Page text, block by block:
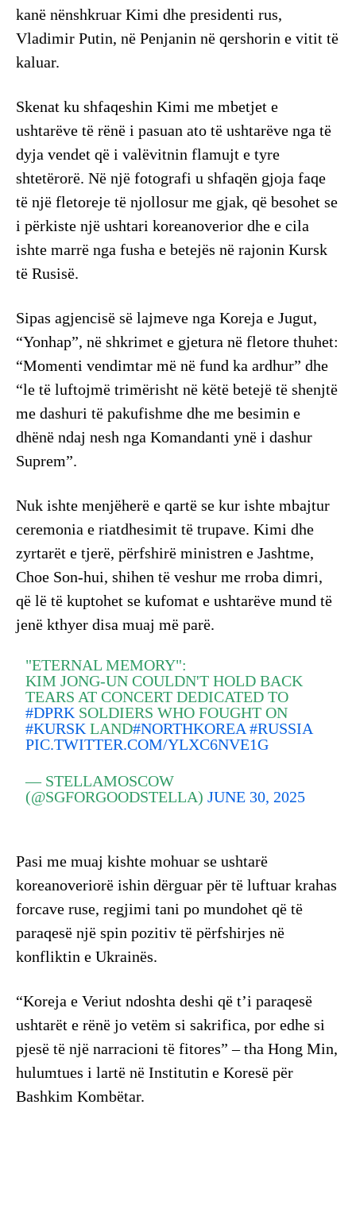
kanë nënshkruar Kimi dhe presidenti rus,
Vladimir Putin, në Penjanin në qershorin e vitit të
kaluar.
Skenat ku shfaqeshin Kimi me mbetjet e
ushtarëve të rënë i pasuan ato të ushtarëve nga të
dyja vendet që i valëvitnin flamujt e tyre
shtetërorë. Në një fotografi u shfaqën gjoja faqe
të një fletoreje të njollosur me gjak, që besohet se
i përkiste një ushtari koreanoverior dhe e cila
ishte marrë nga fusha e betejës në rajonin Kursk
të Rusisë.
Sipas agjencisë së lajmeve nga Koreja e Jugut,
“Yonhap”, në shkrimet e gjetura në fletore thuhet:
“Momenti vendimtar më në fund ka ardhur” dhe
“le të luftojmë trimërisht në këtë betejë të shenjtë
me dashuri të pakufishme dhe me besimin e
dhënë ndaj nesh nga Komandanti ynë i dashur
Suprem”.
Nuk ishte menjëherë e qartë se kur ishte mbajtur
ceremonia e riatdhesimit të trupave. Kimi dhe
zyrtarët e tjerë, përfshirë ministren e Jashtme,
Choe Son-hui, shihen të veshur me rroba dimri,
që lë të kuptohet se kufomat e ushtarëve mund të
jenë kthyer disa muaj më parë.
"ETERNAL MEMORY":
KIM JONG-UN COULDN'T HOLD BACK
TEARS AT CONCERT DEDICATED TO
#DPRK SOLDIERS WHO FOUGHT ON
#KURSK LAND#NORTHKOREA #RUSSIA
PIC.TWITTER.COM/YLXC6NVE1G
— STELLAMOSCOW
(@SGFORGOODSTELLA)JUNE 30, 2025
Pasi me muaj kishte mohuar se ushtarë
koreanoveriorë ishin dërguar për të luftuar krahas
forcave ruse, regjimi tani po mundohet që të
paraqesë një spin pozitiv të përfshirjes në
konfliktin e Ukrainës.
“Koreja e Veriut ndoshta deshi që t’i paraqesë
ushtarët e rënë jo vetëm si sakrifica, por edhe si
pjesë të një narracioni të fitores” – tha Hong Min,
hulumtues i lartë në Institutin e Koresë për
Bashkim Kombëtar.